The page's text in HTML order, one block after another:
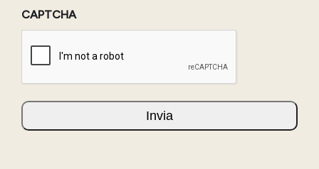
(Obbligatorio)
CAPTCHA